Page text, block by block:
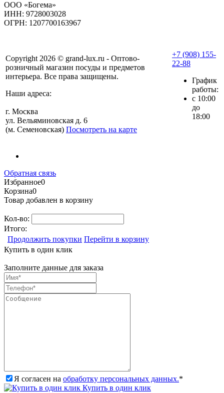
ООО «Богема»
ИНН: 9728003028
ОГРН: 1207700163967
Copyright 2026 © grand-lux.ru - Оптово-
розничный магазин посуды и предметов
интерьера. Все права защищены.
Наши адреса:
г. Москва
ул. Вельяминовская д. 6
(м. Семеновская) Посмотреть на карте
+7 (908) 155-
22-88
График
работы:
с 10:00
до
18:00
Обратная связь
Избранное0
Корзина0
Товар добавлен в корзину
Кол-во:
Итого:
Продолжить покупки Перейти в корзину
Купить в один клик
Заполните данные для заказа
Я согласен на обработку персональных данных.*
Купить в один клик